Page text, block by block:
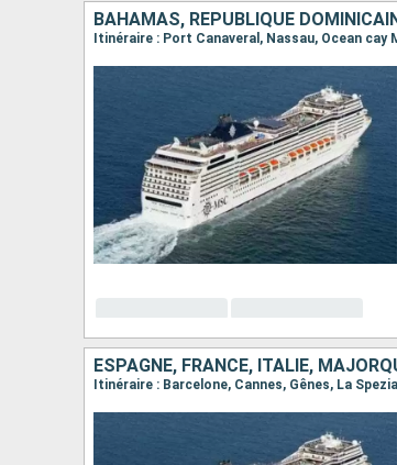
BAHAMAS, RÉPUBLIQUE
Itinéraire : Port Canaveral, Nassau, Ocean
ESPAGNE, FRANCE, ITALIE,
Itinéraire : Barcelone, Cannes, Gênes, La